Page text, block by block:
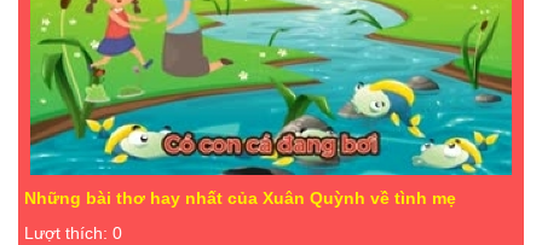
Những bài thơ hay nhất của Xuân Quỳnh về tình mẹ
Lượt thích: 0